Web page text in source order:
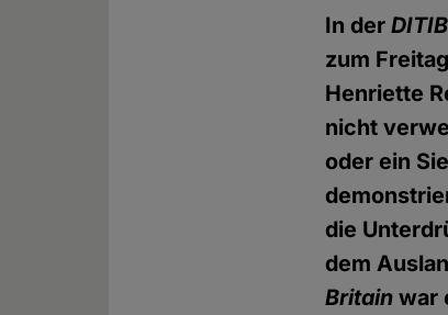
In derDITIB
zum
Henriette
nicht
oder ein
die
dem
Britain war